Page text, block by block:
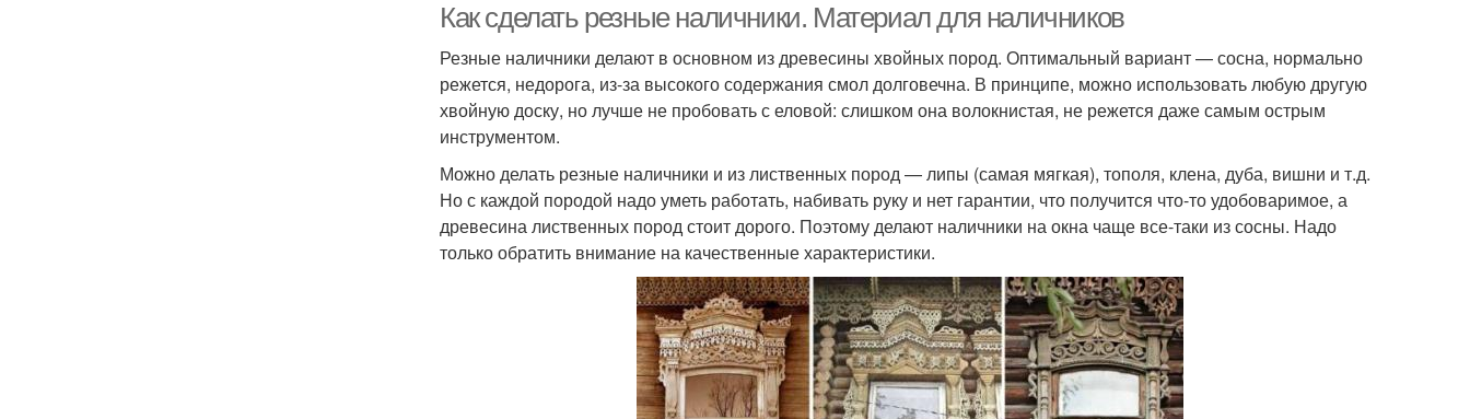
Как сделать резные наличники. Материал для наличников
Резные наличники делают в основном из древесины хвойных пород. Оптимальный вариант — сосна, нормально
режется, недорога, из-за высокого содержания смол долговечна. В принципе, можно использовать любую другую
хвойную доску, но лучше не пробовать с еловой: слишком она волокнистая, не режется даже самым острым
инструментом.
Можно делать резные наличники и из лиственных пород — липы (самая мягкая), тополя, клена, дуба, вишни и т.д.
Но с каждой породой надо уметь работать, набивать руку и нет гарантии, что получится что-то удобоваримое, а
древесина лиственных пород стоит дорого. Поэтому делают наличники на окна чаще все-таки из сосны. Надо
только обратить внимание на качественные характеристики.